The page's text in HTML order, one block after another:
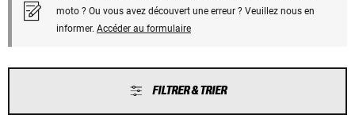
moto ? Ou vous avez découvert une erreur ? Veuillez nous en
informer. Accéder au formulaire
FILTRER & TRIER